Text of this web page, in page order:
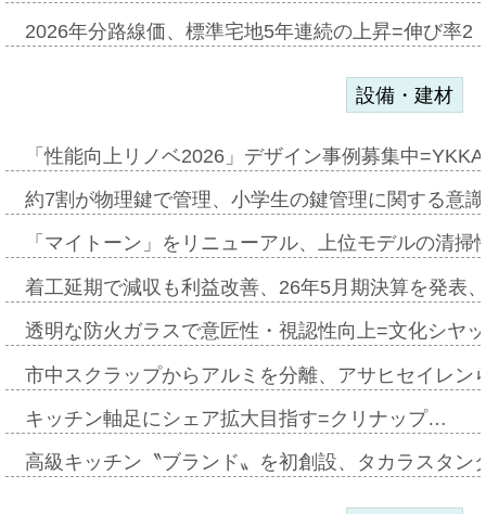
2026年分路線価、標準宅地5年連続の上昇=伸び率
設備・建材
「性能向上リノベ2026」デザイン事例募集中
約7割が物理鍵で管理、小学生の鍵管理に関する意
「マイトーン」をリニューアル、上位モデルの清
着工延期で減収も利益改善、26年5月期決算を発表
透明な防火ガラスで意匠性・視認性向上=文化シヤ
市中スクラップからアルミを分離、アサヒセイレ
キッチン軸足にシェア拡大目指す=クリナップ…
高級キッチン〝ブランド〟を初創設、タカラスタ